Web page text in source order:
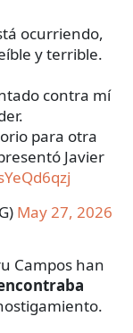
ocurriendo,
y terrible.
contra mí
para otra
Javier
May 27, 2026
Campos han